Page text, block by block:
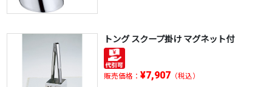
トング スクープ掛け マグネット付
販売価格： ¥7,907（税込）